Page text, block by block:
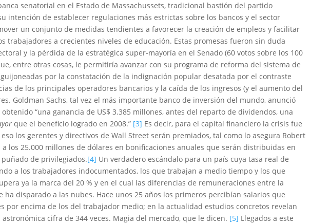
senatorial en el Estado de Massachussets, tradicional bastión del partido
intención de establecer regulaciones más estrictas sobre los bancos y el sector
un conjunto de medidas tendientes a favorecer la creación de empleos y facilitar
trabajadores a crecientes niveles de educación. Estas promesas fueron sin duda
y la pérdida de la estratégica super-mayoría en el Senado (60 votos sobre los 100
entre otras cosas, le permitiría avanzar con su programa de reforma del sistema de
por la constatación de la indignación popular desatada por el contraste
de los principales operadores bancarios y la caída de los ingresos (y el aumento del
Goldman Sachs, tal vez el más importante banco de inversión del mundo, anunció
“una ganancia de US$ 3.385 millones, antes del reparto de dividendos, una
que el beneficio logrado en 2008.” [3] Es decir, para el capital financiero la crisis fue
los gerentes y directivos de Wall Street serán premiados, tal como lo asegura Robert
a los 25.000 millones de dólares en bonificaciones anuales que serán distribuidas en
de privilegiados.[4] Un verdadero escándalo para un país cuya tasa real de
a los trabajadores indocumentados, los que trabajan a medio tiempo y los que
ya la marca del 20 % y en el cual las diferencias de remuneraciones entre la
ha disparado a las nubes. Hace unos 25 años los primeros percibían salarios que
por encima de los del trabajador medio; en la actualidad estudios concretos revelan
cifra de 344 veces. Magia del mercado, que le dicen. [5] Llegados a este